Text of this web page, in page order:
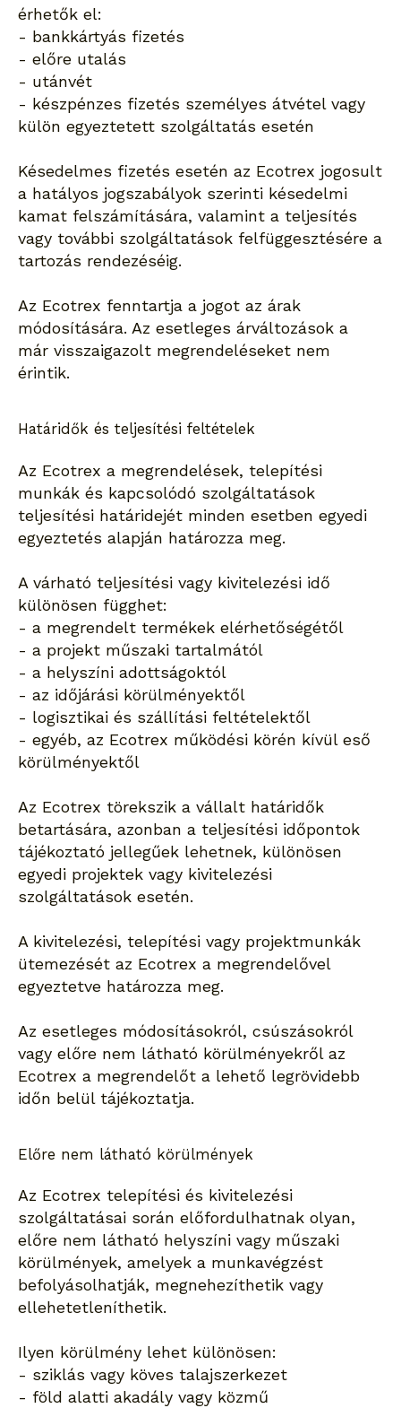
érhetők el:
- bankkártyás fizetés
- előre utalás
- utánvét
- készpénzes fizetés személyes átvétel vagy
külön egyeztetett szolgáltatás esetén
Késedelmes fizetés esetén az Ecotrex jogosult
a hatályos jogszabályok szerinti késedelmi
kamat felszámítására, valamint a teljesítés
vagy további szolgáltatások felfüggesztésére a
tartozás rendezéséig.
Az Ecotrex fenntartja a jogot az árak
módosítására. Az esetleges árváltozások a
már visszaigazolt megrendeléseket nem
érintik.
Határidők és teljesítési feltételek
Az Ecotrex a megrendelések, telepítési
munkák és kapcsolódó szolgáltatások
teljesítési határidejét minden esetben egyedi
egyeztetés alapján határozza meg.
A várható teljesítési vagy kivitelezési idő
különösen függhet:
- a megrendelt termékek elérhetőségétől
- a projekt műszaki tartalmától
- a helyszíni adottságoktól
- az időjárási körülményektől
- logisztikai és szállítási feltételektől
- egyéb, az Ecotrex működési körén kívül eső
körülményektől
Az Ecotrex törekszik a vállalt határidők
betartására, azonban a teljesítési időpontok
tájékoztató jellegűek lehetnek, különösen
egyedi projektek vagy kivitelezési
szolgáltatások esetén.
A kivitelezési, telepítési vagy projektmunkák
ütemezését az Ecotrex a megrendelővel
egyeztetve határozza meg.
Az esetleges módosításokról, csúszásokról
vagy előre nem látható körülményekről az
Ecotrex a megrendelőt a lehető legrövidebb
időn belül tájékoztatja.
Előre nem látható körülmények
Az Ecotrex telepítési és kivitelezési
szolgáltatásai során előfordulhatnak olyan,
előre nem látható helyszíni vagy műszaki
körülmények, amelyek a munkavégzést
befolyásolhatják, megnehezíthetik vagy
ellehetetleníthetik.
Ilyen körülmény lehet különösen:
- sziklás vagy köves talajszerkezet
- föld alatti akadály vagy közmű